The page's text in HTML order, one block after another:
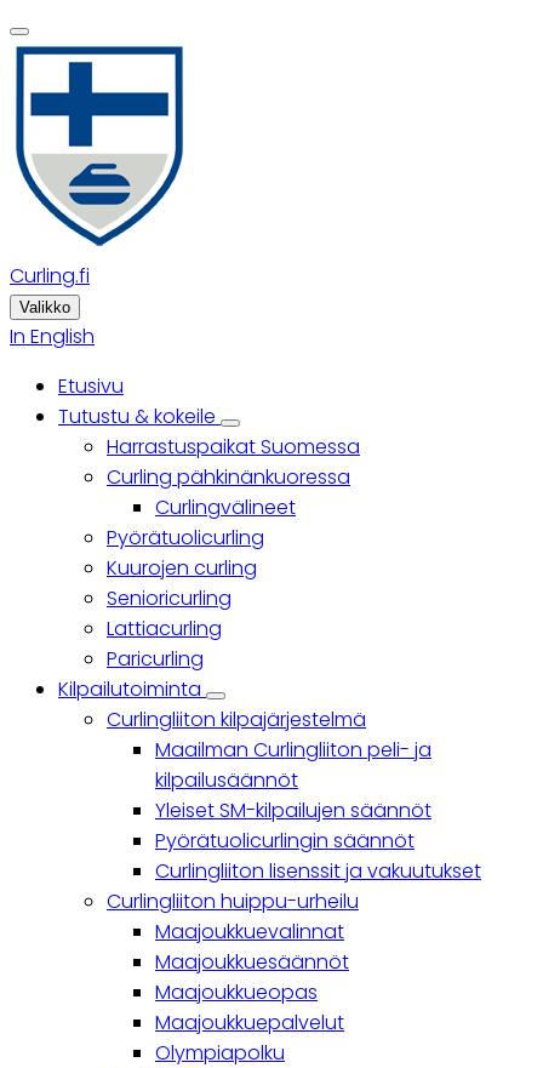
to
Curling.fi
Valikko
In English
Päävalikko
Etusivu
Tutustu & kokeile
Tutustu
&
kokeile
sub-
navigation
Harrastuspaikat Suomessa
Curling pähkinänkuoressa
Curlingvälineet
Pyörätuolicurling
Kuurojen curling
Senioricurling
Lattiacurling
Paricurling
Kilpailutoiminta
Kilpailutoiminta
sub-
navigation
Curlingliiton kilpajärjestelmä
Maailman Curlingliiton peli- ja
kilpailusäännöt
Yleiset SM-kilpailujen säännöt
Pyörätuolicurlingin säännöt
Curlingliiton lisenssit ja vakuutukset
Curlingliiton huippu-urheilu
Maajoukkuevalinnat
Maajoukkuesäännöt
Maajoukkueopas
Maajoukkuepalvelut
Olympiapolku